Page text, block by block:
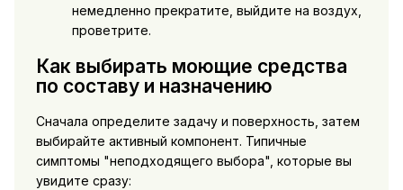
немедленно прекратите, выйдите на воздух,
проветрите.
Как выбирать моющие средства
по составу и назначению
Сначала определите задачу и поверхность, затем
выбирайте активный компонент. Типичные
симптомы "неподходящего выбора", которые вы
увидите сразу: